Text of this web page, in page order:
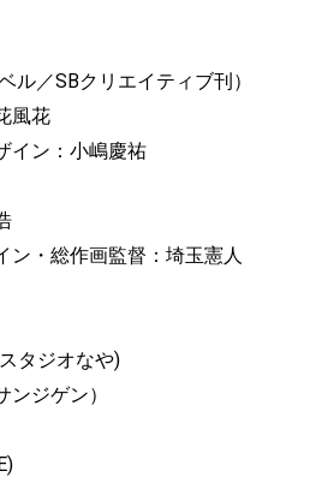
ル／SBクリエイティブ刊）
風花
イン：小嶋慶祐
ン・総作画監督：埼玉憲人
タジオなや)
ジゲン）